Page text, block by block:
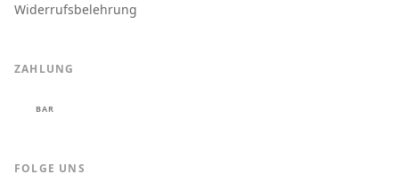
Widerrufsbelehrung
ZAHLUNG
BAR
FOLGE UNS